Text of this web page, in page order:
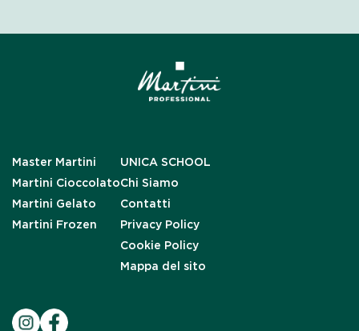
Master Martini
Martini Cioccolato
Martini Gelato
Martini Frozen
UNICA SCHOOL
Chi Siamo
Contatti
Privacy Policy
Cookie Policy
Mappa del sito